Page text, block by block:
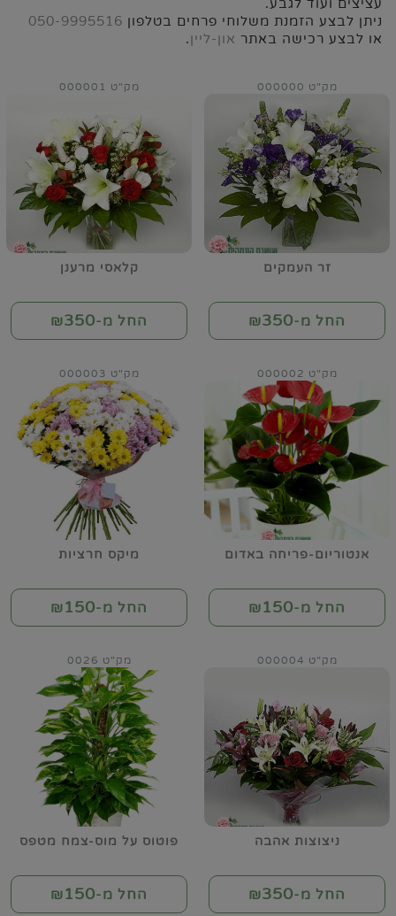
עציצים ועוד לגבע.
ניתן לבצע הזמנת משלוחי פרחים בטלפון 050-9995516
או לבצע רכישה באתר און-ליין.
זר העמקים
מק"ט 000000
החל מ-₪350
קלאסי מרענן
מק"ט 000001
החל מ-₪350
אנטוריום-פריחה באדום
מק"ט 000002
החל מ-₪150
מיקס חרציות
מק"ט 000003
החל מ-₪150
ניצוצות אהבה
מק"ט 000004
החל מ-₪350
פוטוס על מוס-צמח מטפס
מק"ט 0026
החל מ-₪150